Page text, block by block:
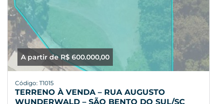
A partir de R$ 600.000,00
Código: T1015
TERRENO À VENDA – RUA AUGUSTO
WUNDERWALD – SÃO BENTO DO SUL/SC